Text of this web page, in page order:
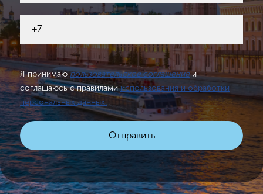
Я принимаюпользовательское соглашениеи
соглашаюсь с правиламииспользования и обработки
персональных данных.